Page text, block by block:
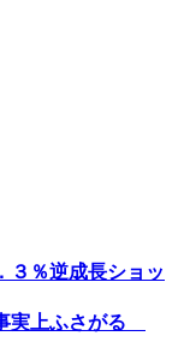
３％逆成長ショッ
実上ふさがる